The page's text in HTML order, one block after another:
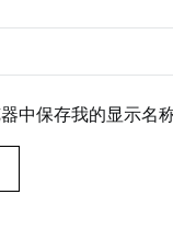
中保存我的显示名